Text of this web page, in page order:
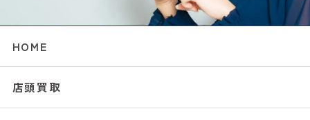
HOME
店頭買取